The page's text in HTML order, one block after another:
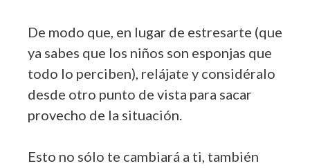
De modo que, en lugar de estresarte (que
ya sabes que los niños son esponjas que
todo lo perciben), relájate y considéralo
desde otro punto de vista para sacar
provecho de la situación.
Esto no sólo te cambiará a ti, también